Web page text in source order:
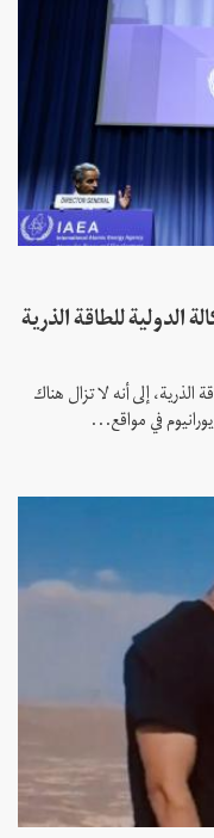
الدولية للطاقة الذرية
الذرية، إلى أنه لا تزال هناك
في مواقع...